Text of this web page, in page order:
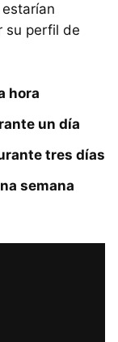
su perfil de
hora
un día
tres días
semana